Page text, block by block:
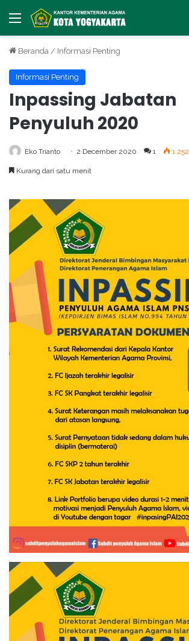
Menu
Beranda / Informasi Penting
Informasi Penting
Inpassing Jabatan
Penyuluh 2020
Eko Trianto 2 December 2020 1 1,252
Kurang dari satu menit